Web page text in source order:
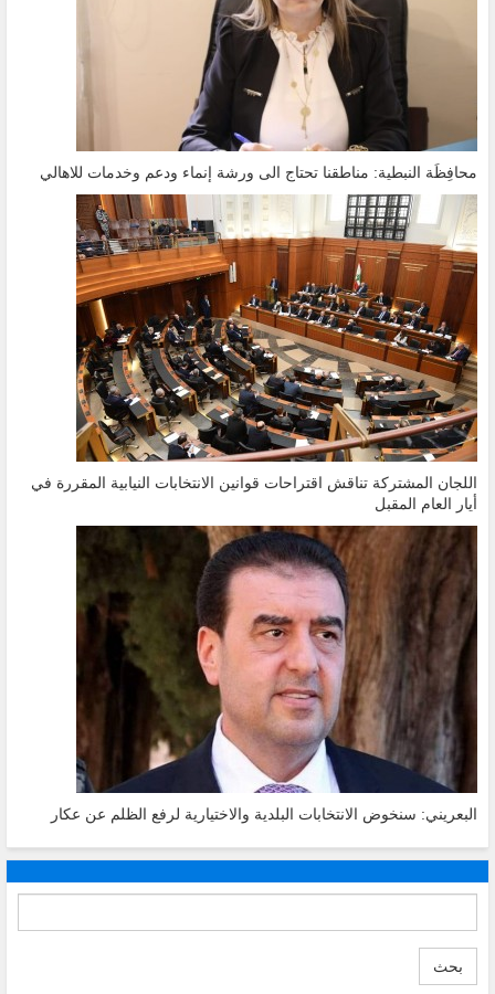
محافِظَة النبطية: مناطقنا تحتاج الى ورشة إنماء ودعم وخدمات للاهالي
اللجان المشتركة تناقش اقتراحات قوانين الانتخابات النيابية المقررة في
أيار العام المقبل
البعريني: سنخوض الانتخابات البلدية والاختيارية لرفع الظلم عن عكار
بحث